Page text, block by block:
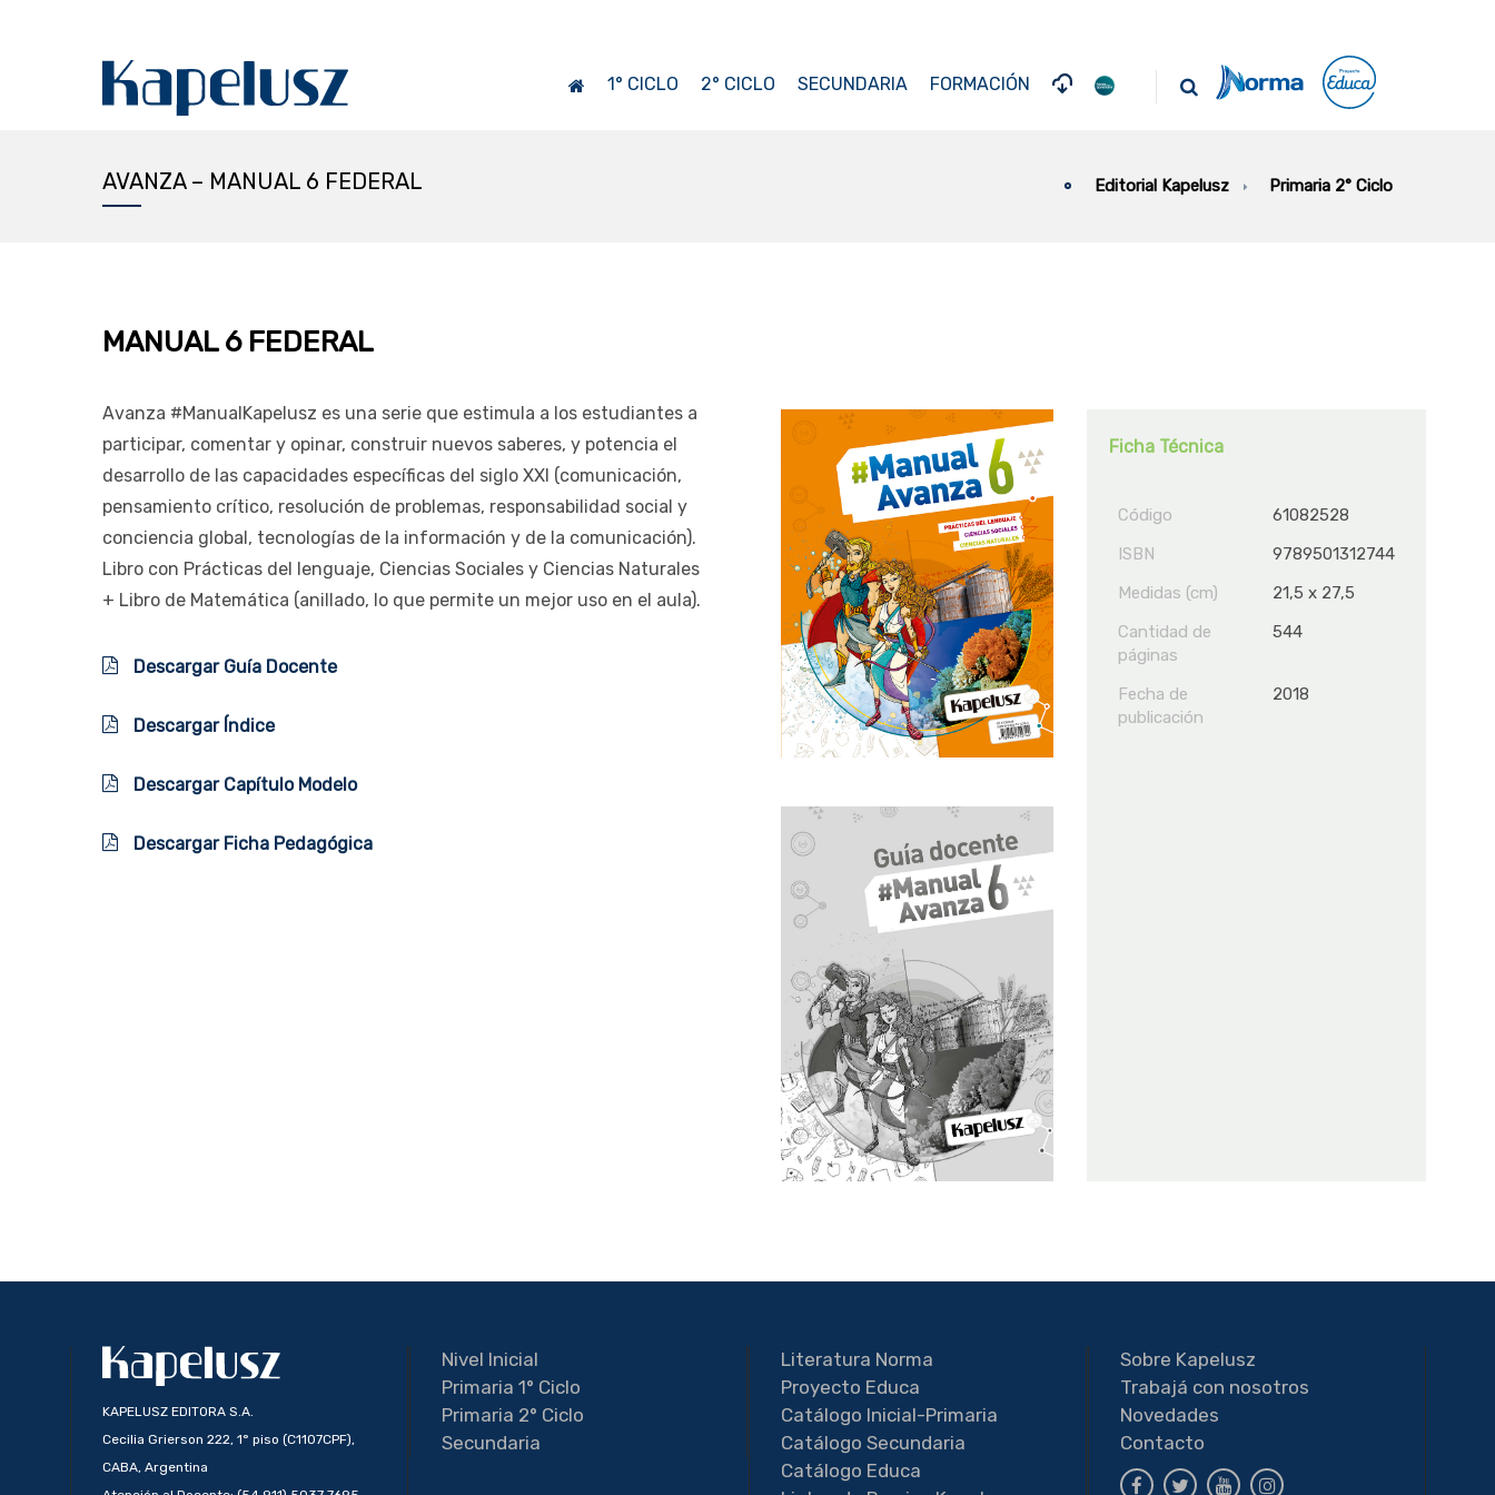
1° CICLO 2° CICLO SECUNDARIA FORMACIÓN
AVANZA – MANUAL 6 FEDERAL Editorial Kapelusz Primaria 2° Ciclo
MANUAL 6 FEDERAL
Avanza #ManualKapelusz es una serie que estimula a los estudiantes a
participar, comentar y opinar, construir nuevos saberes, y potencia el
desarrollo de las capacidades específicas del siglo XXI (comunicación,
pensamiento crítico, resolución de problemas, responsabilidad social y
conciencia global, tecnologías de la información y de la comunicación).
Libro con Prácticas del lenguaje, Ciencias Sociales y Ciencias Naturales
+ Libro de Matemática (anillado, lo que permite un mejor uso en el aula).
Descargar Guía Docente
Descargar Índice
Descargar Capítulo Modelo
Descargar Ficha Pedagógica
Ficha Técnica
Código
61082528
ISBN
9789501312744
Medidas (cm)
21,5 x 27,5
Cantidad de
páginas
544
Fecha de
publicación
2018
KAPELUSZ EDITORA S.A.
Cecilia Grierson 222, 1° piso (C1107CPF),
CABA, Argentina
Nivel Inicial
Primaria 1° Ciclo
Primaria 2° Ciclo
Secundaria
Literatura Norma
Proyecto Educa
Catálogo Inicial-Primaria
Catálogo Secundaria
Catálogo Educa
Sobre Kapelusz
Trabajá con nosotros
Novedades
Contacto